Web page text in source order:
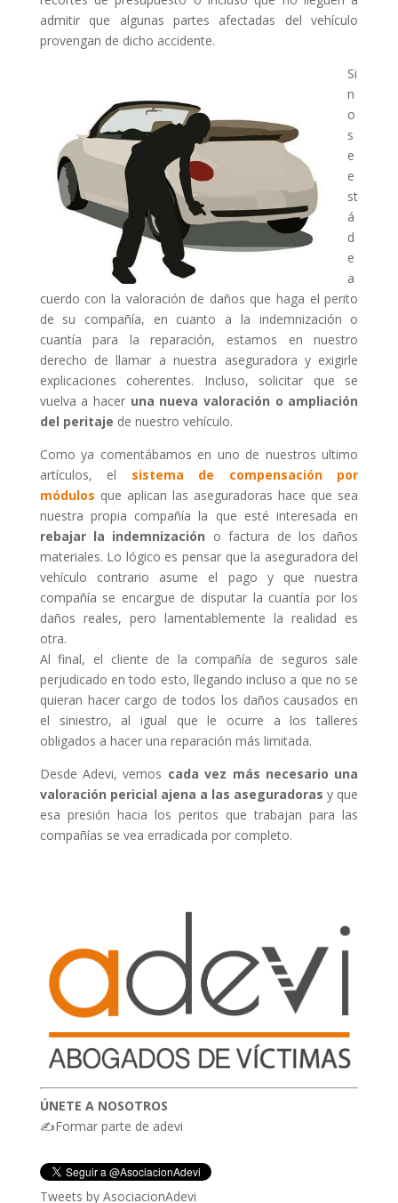
admitir que algunas partes afectadas del vehículo
provengan de dicho accidente.
Si
n
o
s
e
e
st
á
d
e
a
cuerdo con la valoración de daños que haga el perito
de su compañía, en cuanto a la indemnización o
cuantía para la reparación, estamos en nuestro
derecho de llamar a nuestra aseguradora y exigirle
explicaciones coherentes. Incluso, solicitar que se
vuelva a hacer una nueva valoración o ampliación
del peritaje de nuestro vehículo.
Como ya comentábamos en uno de nuestros ultimo
artículos, el sistema de compensación por
módulos que aplican las aseguradoras hace que sea
nuestra propia compañía la que esté interesada en
rebajar la indemnización o factura de los daños
materiales. Lo lógico es pensar que la aseguradora del
vehículo contrario asume el pago y que nuestra
compañía se encargue de disputar la cuantía por los
daños reales, pero lamentablemente la realidad es
otra.
Al final, el cliente de la compañía de seguros sale
perjudicado en todo esto, llegando incluso a que no se
quieran hacer cargo de todos los daños causados en
el siniestro, al igual que le ocurre a los talleres
obligados a hacer una reparación más limitada.
Desde Adevi, vemos cada vez más necesario una
valoración pericial ajena a las aseguradoras y que
esa presión hacia los peritos que trabajan para las
compañías se vea erradicada por completo.
ÚNETE A NOSOTROS
✍Formar parte de adevi
Tweets by AsociacionAdevi